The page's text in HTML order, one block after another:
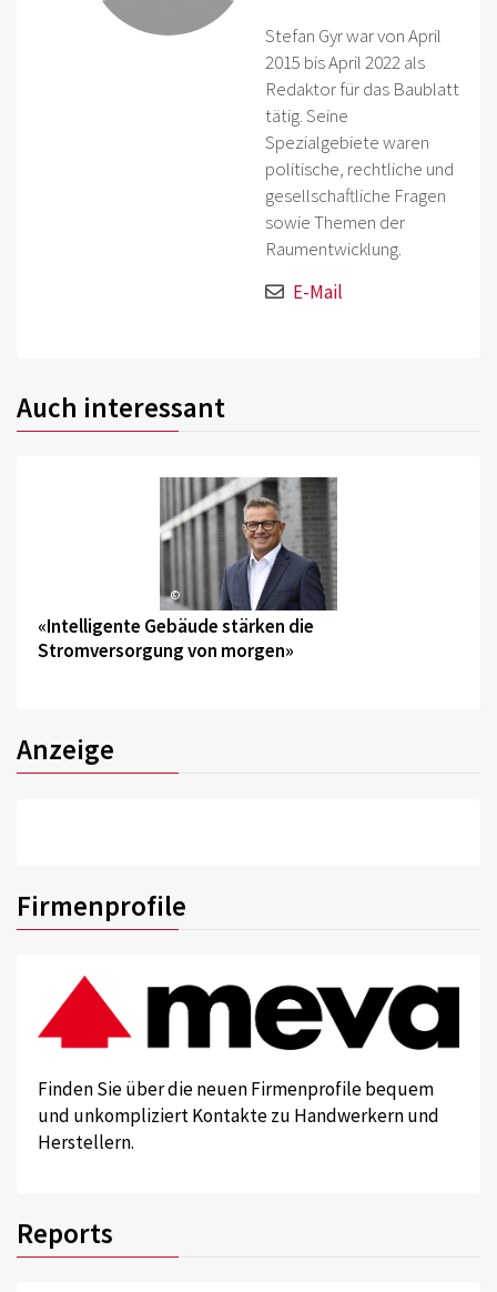
Stefan Gyr war von April
2015 bis April 2022 als
Redaktor für das Baublatt
tätig. Seine
Spezialgebiete waren
politische, rechtliche und
gesellschaftliche Fragen
sowie Themen der
Raumentwicklung.
E-Mail
Auch interessant
©
«Intelligente Gebäude stärken die
Stromversorgung von morgen»
Anzeige
Firmenprofile
Finden Sie über die neuen Firmenprofile bequem
und unkompliziert Kontakte zu Handwerkern und
Herstellern.
Reports